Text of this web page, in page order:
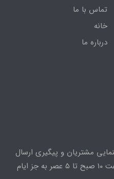
تماس با ما
خانه
درباره ما
مشتریان و پیگیری ارسال
محموله(تماس و یا پیام فقط از ساعت ۱۰ صبح تا ۵ عصر به جز ایام